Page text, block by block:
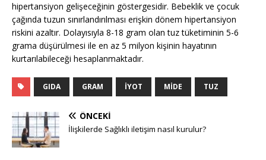
hipertansiyon gelişeceğinin göstergesidir. Bebeklik ve çocuk
çağında tuzun sınırlandırılması erişkin dönem hipertansiyon
riskini azaltır. Dolayısıyla 8-18 gram olan tuz tüketiminin 5-6
grama düşürülmesi ile en az 5 milyon kişinin hayatının
kurtarılabileceği hesaplanmaktadır.
GIDA GRAM İYOT MIDE TUZ
ÖNCEKI
İlişkilerde Sağlıklı iletişim nasıl kurulur?